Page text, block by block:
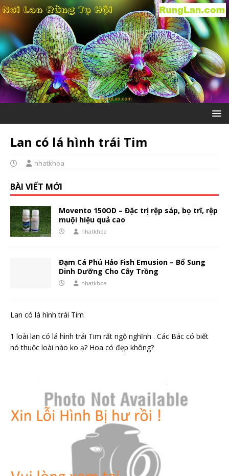
Lan có lá hình trái Tim
nhatkhoa
BÀI VIẾT MỚI
Movento 150OD – Đặc trị rệp sáp, bọ trĩ, rệp
muội hiệu quả cao
nhatkhoa
Đạm Cá Phú Hảo Fish Emusion – Bổ Sung
Dinh Dưỡng Cho Cây Trồng
nhatkhoa
Lan có lá hình trái Tim
1 loài lan có lá hình trái Tim rất ngộ nghĩnh . Các Bác có biết
nó thuộc loài nào ko ạ? Hoa có đẹp không?